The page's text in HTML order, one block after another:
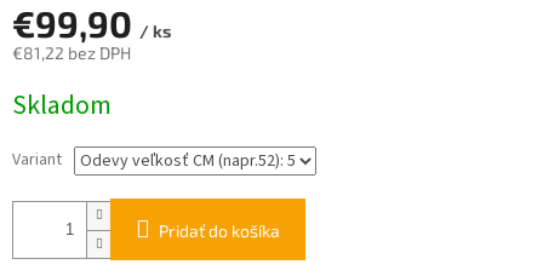
€99,90 / ks
€81,22 bez DPH
cena:
Skladom
Variant
Pridať do košíka